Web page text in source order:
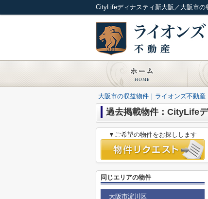
CityLifeディナスティ新大阪／大阪市
大阪市の収益物件｜ライオンズ不動産
過去掲載物件：CityLife
▼ご希望の物件をお探しします
同じエリアの物件
大阪市淀川区